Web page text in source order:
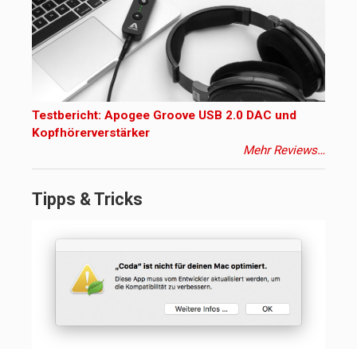
Testbericht: Apogee Groove USB 2.0 DAC und
Kopfhörerverstärker
Mehr Reviews…
Tipps & Tricks